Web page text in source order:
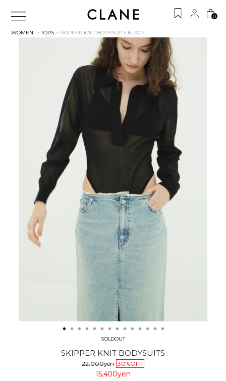
0
WOMEN >TOPS > SKIPPER KNIT BODYSUITS BLACK
SOLDOUT
SKIPPER KNIT BODYSUITS
22,000yen 30%OFF
15,400yen